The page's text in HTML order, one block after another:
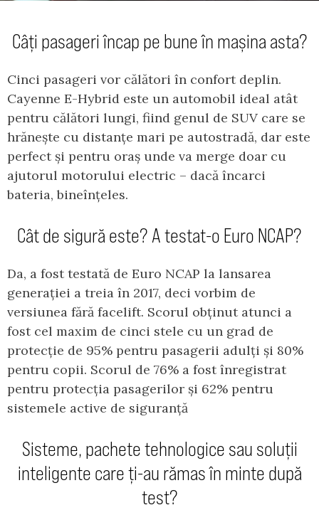
Câți pasageri încap pe bune în mașina asta?
Cinci pasageri vor călători în confort deplin.
Cayenne E-Hybrid este un automobil ideal atât
pentru călători lungi, fiind genul de SUV care se
hrănește cu distanțe mari pe autostradă, dar este
perfect și pentru oraș unde va merge doar cu
ajutorul motorului electric – dacă încarci
bateria, bineînțeles.
Cât de sigură este? A testat-o Euro NCAP?
Da, a fost testată de Euro NCAP la lansarea
generației a treia în 2017, deci vorbim de
versiunea fără facelift. Scorul obținut atunci a
fost cel maxim de cinci stele cu un grad de
protecție de 95% pentru pasagerii adulți și 80%
pentru copii. Scorul de 76% a fost înregistrat
pentru protecția pasagerilor și 62% pentru
sistemele active de siguranță
Sisteme, pachete tehnologice sau soluții
inteligente care ți-au rămas în minte după
test?